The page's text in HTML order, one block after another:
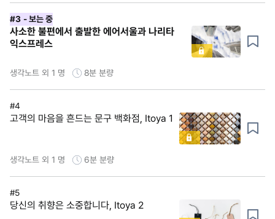
#3 - 보는 중
사소한 불편에서 출발한 에어서울과 나리타
익스프레스
생각노트 외 1 명 8분 분량
#4
고객의 마음을 흔드는 문구 백화점, Itoya 1
생각노트 외 1 명 6분 분량
#5
당신의 취향은 소중합니다, Itoya 2